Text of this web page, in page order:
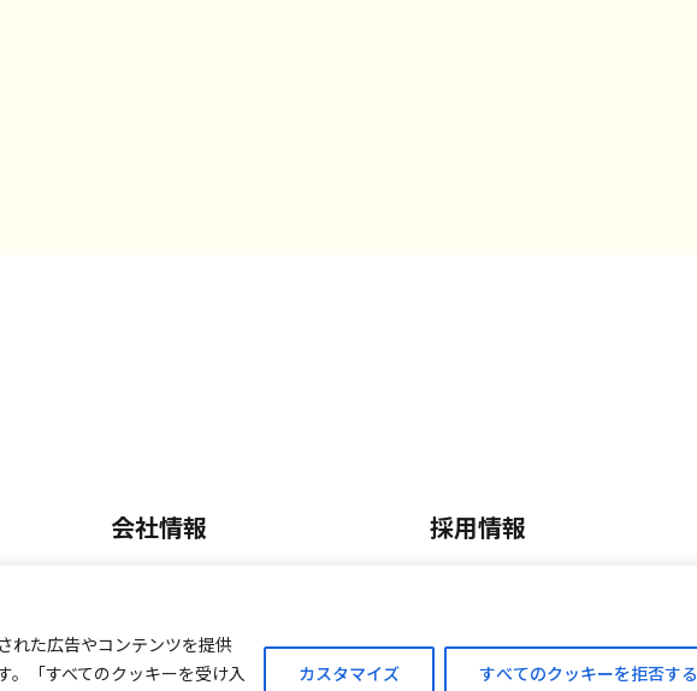
れた広告やコンテンツを提供
「すべてのクッキーを受け入
カスタマイズ すべてのクッキーを拒否する
内
会社情報
事業内容
外商販売
採用情報